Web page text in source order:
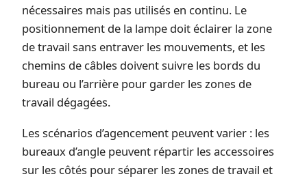
nécessaires mais pas utilisés en continu. Le
positionnement de la lampe doit éclairer la zone
de travail sans entraver les mouvements, et les
chemins de câbles doivent suivre les bords du
bureau ou l’arrière pour garder les zones de
travail dégagées.
Les scénarios d’agencement peuvent varier : les
bureaux d’angle peuvent répartir les accessoires
sur les côtés pour séparer les zones de travail et